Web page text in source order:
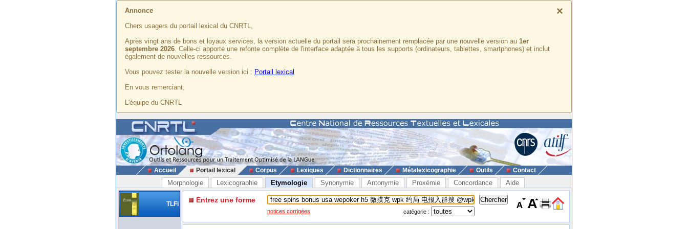
×
Annonce
Chers usagers du portail lexical du CNRTL,
Après vingt ans de bons et loyaux services, la version actuelle du portail sera prochainement remplacée par une nouvelle version au 1er
septembre 2026. Celle-ci apporte une refonte complète de l'interface adaptée à tous les supports (ordinateurs, tablettes, smartphones) et inclut
également de nouvelles ressources.
Vous pouvez tester la nouvelle version ici : Portail lexical
En vous remerciant,
L'équipe du CNRTL
Accueil Portail lexical Corpus Lexiques Dictionnaires Métalexicographie Outils Contact
Morphologie Lexicographie Etymologie Synonymie Antonymie Proxémie Concordance Aide
TLFi Entrez une forme
notices corrigées catégorie :